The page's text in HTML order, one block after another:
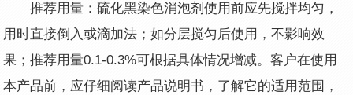
推荐用量：硫化黑染色消泡剂使用前应先搅拌均匀，
用时直接倒入或滴加法；如分层搅匀后使用，不影响效
果；推荐用量0.1-0.3%可根据具体情况增减。客户在使用
本产品前，应仔细阅读产品说明书，了解它的适用范围，